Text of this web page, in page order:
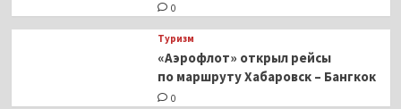
0
Туризм
«Аэрофлот» открыл рейсы
по маршруту Хабаровск – Бангкок
0